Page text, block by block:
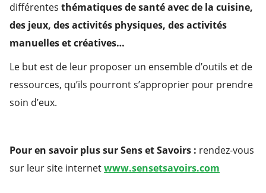
différentes thématiques de santé avec de la cuisine,
des jeux, des activités physiques, des activités
manuelles et créatives…
Le but est de leur proposer un ensemble d’outils et de
ressources, qu’ils pourront s’approprier pour prendre
soin d’eux.
Pour en savoir plus sur Sens et Savoirs : rendez-vous
sur leur site internetwww.sensetsavoirs.com